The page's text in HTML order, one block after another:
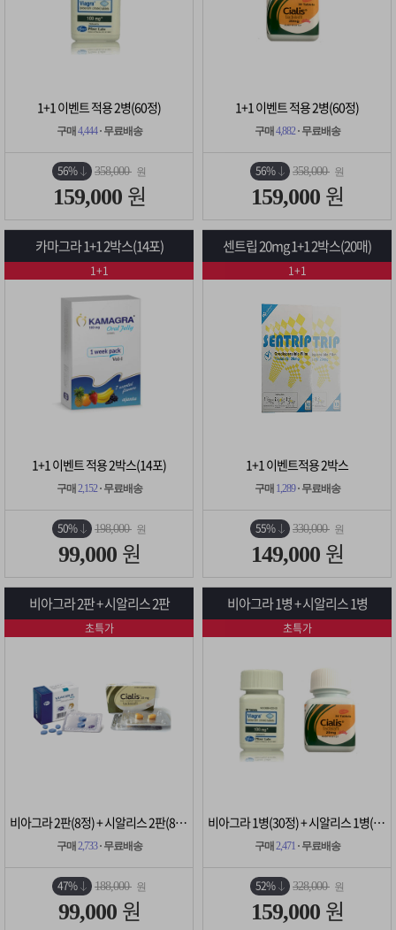
1+1 이벤트 적용 2병(60정)
구매 4,444· 무료배송
56% 358,000 원
159,000 원
1+1 이벤트 적용 2병(60정)
구매 4,882· 무료배송
56% 358,000 원
159,000 원
카마그라 1+1 2박스(14포)
1+1 이벤트 적용 2박스(14포)
구매 2,152· 무료배송
50% 198,000 원
99,000 원
1+1
센트립 20mg 1+1 2박스(20매)
1+1 이벤트적용 2박스
구매 1,289· 무료배송
55% 330,000 원
149,000 원
1+1
비아그라 2판 + 시알리스 2판
비아그라 2판(8정) + 시알리스 2판(8정)
구매 2,733· 무료배송
47% 188,000 원
99,000 원
초특가
비아그라 1병 + 시알리스 1병
비아그라 1병(30정) + 시알리스 1병(30정)
구매 2,471· 무료배송
52% 328,000 원
159,000 원
초특가